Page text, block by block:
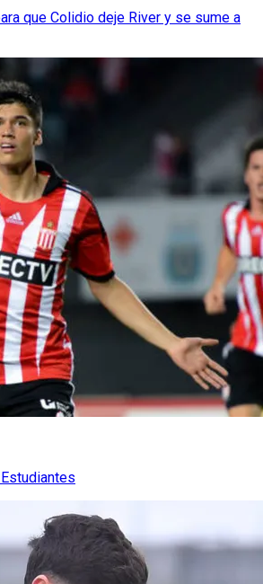
que Colidio deje River y se sume a